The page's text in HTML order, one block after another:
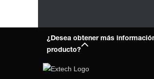
¿Desea obtener más
producto?